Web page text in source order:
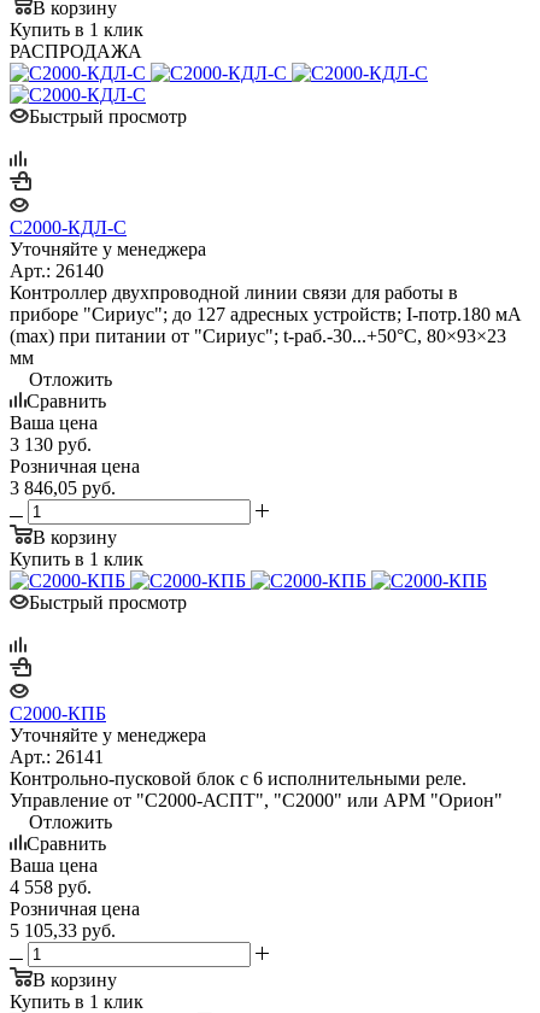
В корзину
Купить в 1 клик
РАСПРОДАЖА
Быстрый просмотр
С2000-КДЛ-С
Уточняйте у менеджера
Арт.: 26140
Контроллер двухпроводной линии связи для работы в
приборе "Сириус"; до 127 адресных устройств; I-потр.180 мА
(max) при питании от "Сириус"; t-раб.-30...+50°С, 80×93×23
мм
Отложить
Сравнить
Ваша цена
3 130 руб.
Розничная цена
3 846,05 руб.
В корзину
Купить в 1 клик
Быстрый просмотр
С2000-КПБ
Уточняйте у менеджера
Арт.: 26141
Контрольно-пусковой блок с 6 исполнительными реле.
Управление от "С2000-АСПТ", "С2000" или АРМ "Орион"
Отложить
Сравнить
Ваша цена
4 558 руб.
Розничная цена
5 105,33 руб.
В корзину
Купить в 1 клик